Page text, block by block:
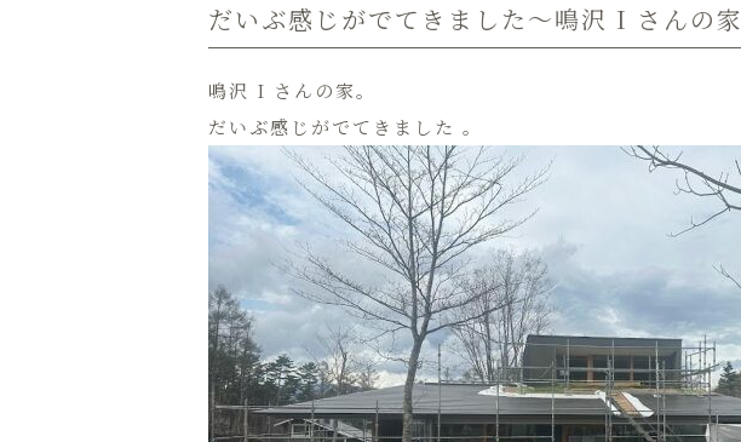
だいぶ感じがでてきました〜鳴沢 I さんの家
鳴沢 I さんの家。
だいぶ感じがでてきました 。